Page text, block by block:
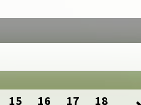
15 16 17 18